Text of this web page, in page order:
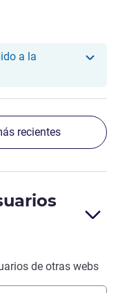
a la
recientes
de otras webs